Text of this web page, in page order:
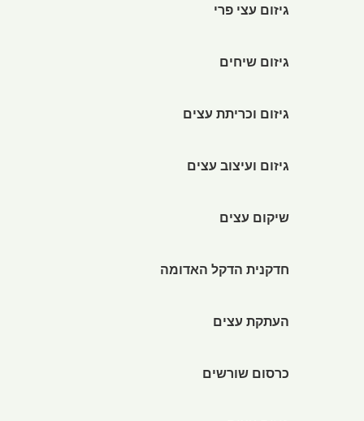
גיזום עצי פרי
גיזום שיחים
גיזום וכריתת עצים
גיזום ועיצוב עצים
שיקום עצים
חדקנית הדקל האדומה
העתקת עצים
כרסום שורשים